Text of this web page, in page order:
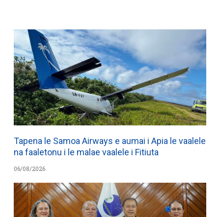
Tapena le Samoa Airways e aumai i Apia le vaalele
na faaletonu i le malae vaalele i Fitiuta
06/08/2026